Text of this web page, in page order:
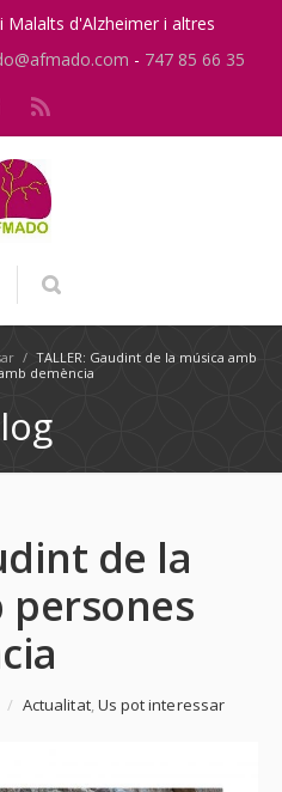
Malalts d'Alzheimer i altres
- 747 85 66 35
/ TALLER: Gaudint de la música amb
demència
de la
persones
/ Actualitat,Us pot interessar